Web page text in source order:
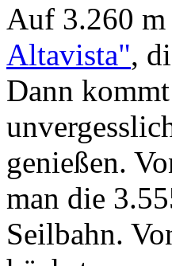
Auf 3.260
Altavista",
Dann
genießen.
man die
Seilbahn.